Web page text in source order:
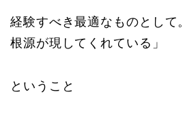
経験すべき最適なものとして。
根源が現してくれている」
ということ